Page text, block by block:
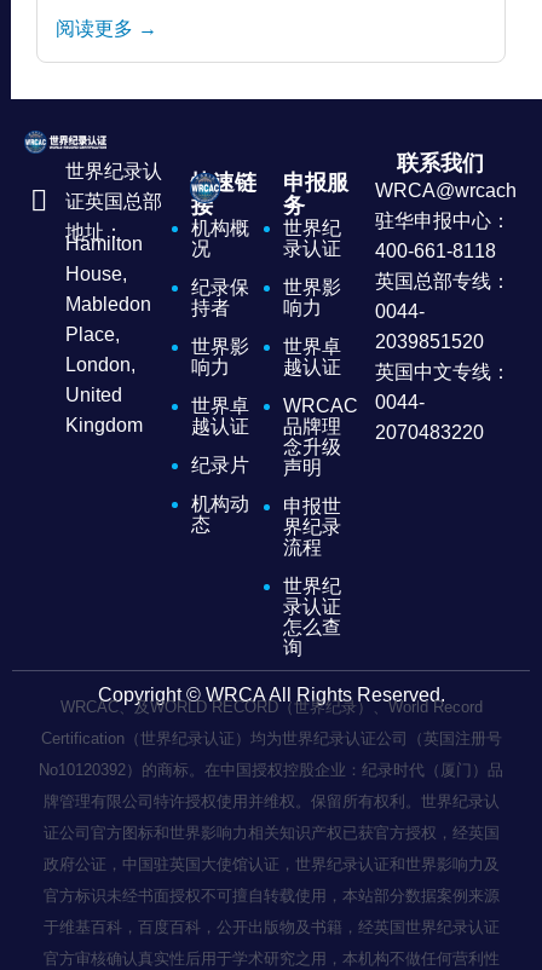
阅读更多 →
世界纪录认
证英国总部
地址：
Hamilton
House,
Mabledon
Place,
London,
United
Kingdom
快速链
接
机构概
况
纪录保
持者
世界影
响力
世界卓
越认证
纪录片
机构动
态
申报服
务
世界纪
录认证
世界影
响力
世界卓
越认证
WRCAC
品牌理
念升级
声明
申报世
界纪录
流程
世界纪
录认证
怎么查
询
联系我们
驻华申报中心：
400-661-8118
英国总部专线：
0044-
2039851520
英国中文专线：
0044-
2070483220
Copyright © WRCA All Rights Reserved.
WRCAC、及WORLD RECORD（世界纪录）、World Record
Certification（世界纪录认证）均为世界纪录认证公司（英国注册号
No10120392）的商标。在中国授权控股企业：纪录时代（厦门）品
牌管理有限公司特许授权使用并维权。保留所有权利。世界纪录认
证公司官方图标和世界影响力相关知识产权已获官方授权，经英国
政府公证，中国驻英国大使馆认证，世界纪录认证和世界影响力及
官方标识未经书面授权不可擅自转载使用，本站部分数据案例来源
于维基百科，百度百科，公开出版物及书籍，经英国世界纪录认证
官方审核确认真实性后用于学术研究之用，本机构不做任何营利性